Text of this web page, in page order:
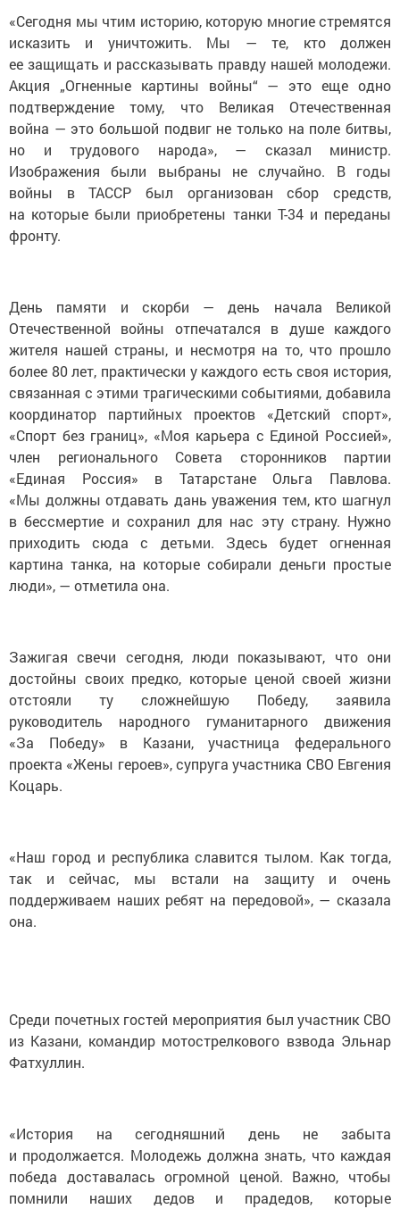
«Сегодня мы чтим историю, которую многие стремятся
исказить и уничтожить. Мы — те, кто должен
ее защищать и рассказывать правду нашей молодежи.
Акция „Огненные картины войны“ — это еще одно
подтверждение тому, что Великая Отечественная
война — это большой подвиг не только на поле битвы,
но и трудового народа», — сказал министр.
Изображения были выбраны не случайно. В годы
войны в ТАССР был организован сбор средств,
на которые были приобретены танки Т-34 и переданы
фронту.
День памяти и скорби — день начала Великой
Отечественной войны отпечатался в душе каждого
жителя нашей страны, и несмотря на то, что прошло
более 80 лет, практически у каждого есть своя история,
связанная с этими трагическими событиями, добавила
координатор партийных проектов «Детский спорт»,
«Спорт без границ», «Моя карьера с Единой Россией»,
член регионального Совета сторонников партии
«Единая Россия» в Татарстане Ольга Павлова.
«Мы должны отдавать дань уважения тем, кто шагнул
в бессмертие и сохранил для нас эту страну. Нужно
приходить сюда с детьми. Здесь будет огненная
картина танка, на которые собирали деньги простые
люди», — отметила она.
Зажигая свечи сегодня, люди показывают, что они
достойны своих предко, которые ценой своей жизни
отстояли ту сложнейшую Победу, заявила
руководитель народного гуманитарного движения
«За Победу» в Казани, участница федерального
проекта «Жены героев», супруга участника СВО Евгения
Коцарь.
«Наш город и республика славится тылом. Как тогда,
так и сейчас, мы встали на защиту и очень
поддерживаем наших ребят на передовой», — сказала
она.
Среди почетных гостей мероприятия был участник СВО
из Казани, командир мотострелкового взвода Эльнар
Фатхуллин.
«История на сегодняшний день не забыта
и продолжается. Молодежь должна знать, что каждая
победа доставалась огромной ценой. Важно, чтобы
помнили наших дедов и прадедов, которые